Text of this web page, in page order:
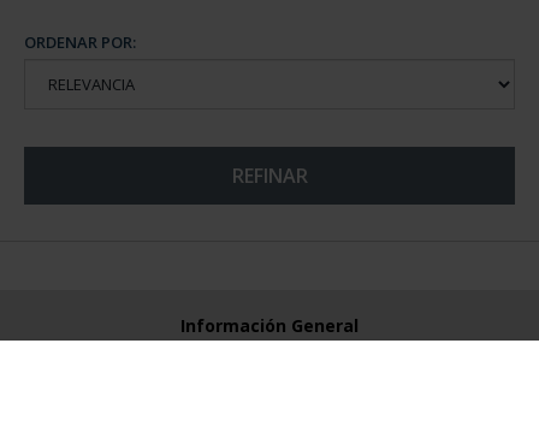
ORDENAR POR:
REFINAR
Información General